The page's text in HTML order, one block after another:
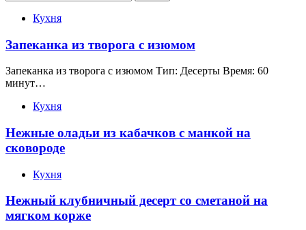
Кухня
Запеканка из творога с изюмом
Запеканка из творога с изюмом Тип: Десерты Время: 60
минут…
Кухня
Нежные оладьи из кабачков с манкой на
сковороде
Кухня
Нежный клубничный десерт со сметаной на
мягком корже